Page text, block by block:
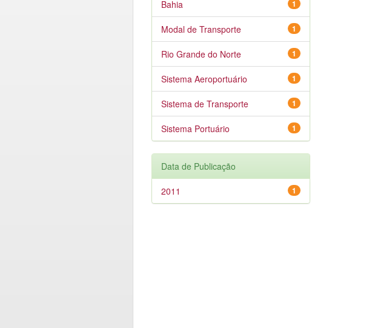
1
Bahia
1
Modal de Transporte
1
Rio Grande do Norte
1
Sistema Aeroportuário
1
Sistema de Transporte
1
Sistema Portuário
Data de Publicação
1
2011